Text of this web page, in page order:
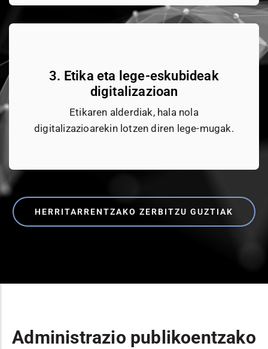
3. Etika eta lege-eskubideak
digitalizazioan
Etikaren alderdiak, hala nola
digitalizazioarekin lotzen diren lege-mugak.
HERRITARRENTZAKO ZERBITZU GUZTIAK
Administrazio publikoentzako